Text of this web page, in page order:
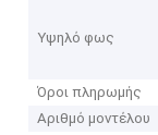
Υψηλό φως
Όροι πληρωμής
Αριθμό μοντέλου